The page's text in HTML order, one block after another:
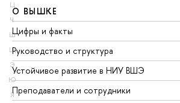
Ц
Ч
Ш
Щ
Э
Ю
Я
О ВЫШКЕ
Цифры и факты
Руководство и структура
Устойчивое развитие в НИУ ВШЭ
Преподаватели и сотрудники